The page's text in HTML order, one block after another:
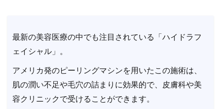
最新の美容医療の中でも注目されている「ハイドラフ
ェイシャル」。
アメリカ発のピーリングマシンを用いたこの施術は、
肌の潤い不足や毛穴の詰まりに効果的で、皮膚科や美
容クリニックで受けることができます。